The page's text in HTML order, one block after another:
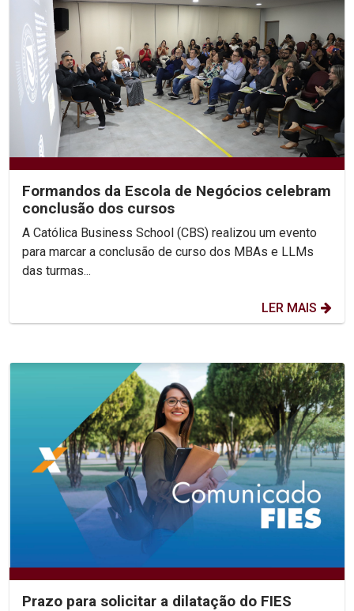
Formandos da Escola de Negócios celebram
conclusão dos cursos
A Católica Business School (CBS) realizou um evento
para marcar a conclusão de curso dos MBAs e LLMs
das turmas...
LER MAIS
Prazo para solicitar a dilatação do FIES